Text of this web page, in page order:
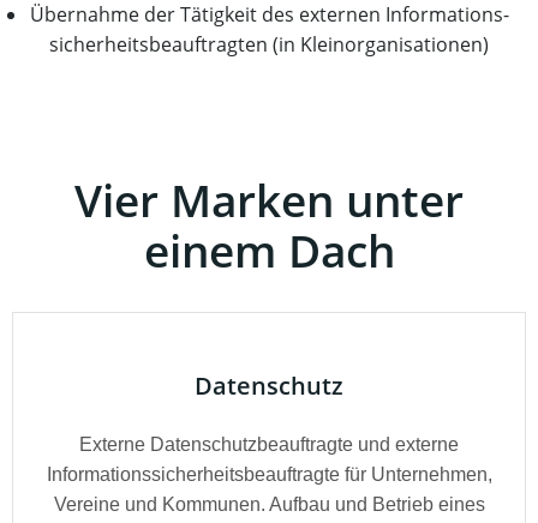
Über­nah­me der Tätig­keit des exter­nen Infor­ma­ti­ons­
si­cher­heits­be­auf­trag­ten (in Kleinorganisationen)
Vier Marken unter
einem Dach
Datenschutz
Externe Datenschutzbeauftragte und externe
Informationssicherheitsbeauftragte für Unternehmen,
Vereine und Kommunen. Aufbau und Betrieb eines